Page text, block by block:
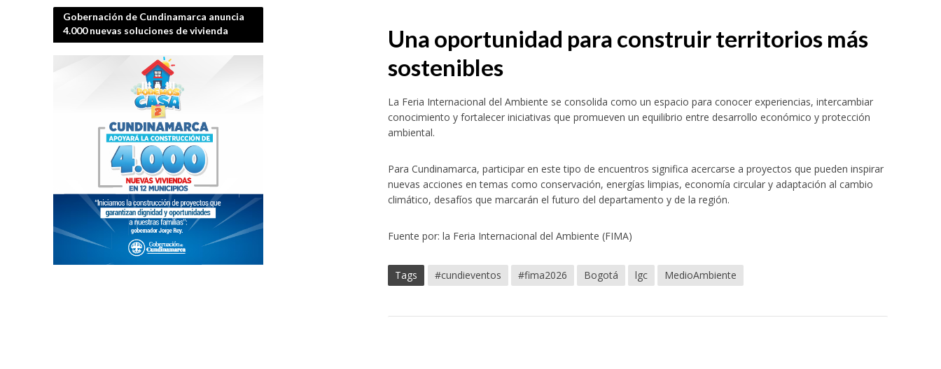
Gobernación de Cundinamarca anuncia
4.000 nuevas soluciones de vivienda
Una oportunidad para construir territorios más
sostenibles
La Feria Internacional del Ambiente se consolida como un espacio para conocer experiencias, intercambiar
conocimiento y fortalecer iniciativas que promueven un equilibrio entre desarrollo económico y protección
ambiental.
Para Cundinamarca, participar en este tipo de encuentros significa acercarse a proyectos que pueden inspirar
nuevas acciones en temas como conservación, energías limpias, economía circular y adaptación al cambio
climático, desafíos que marcarán el futuro del departamento y de la región.
Fuente por: la Feria Internacional del Ambiente (FIMA)
Tags #cundieventos #fima2026 Bogotá lgc MedioAmbiente